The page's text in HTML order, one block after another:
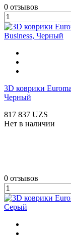
0 отзывов
3D коврики
Черный
817 837 UZS
Нет в наличии
0 отзывов